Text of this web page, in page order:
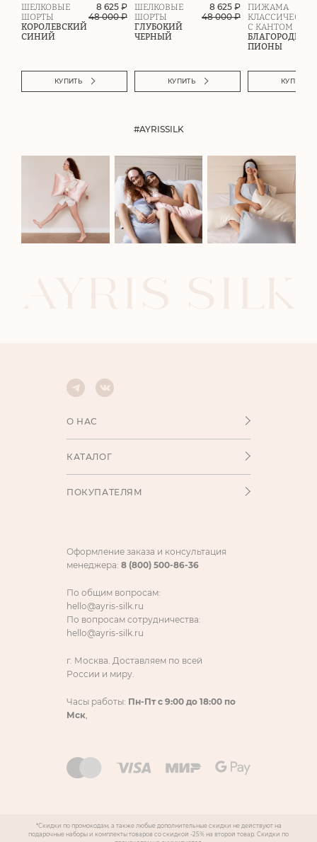
ШЕЛКОВЫЕ
ШОРТЫ
КОРОЛЕВСКИЙ
СИНИЙ
8 625 ₽
48 000₽
КУПИТЬ
ШЕЛКОВЫЕ
ШОРТЫ
ГЛУБОКИЙ
ЧЕРНЫЙ
8 625 ₽
48 000₽
КУПИТЬ
ПИЖАМА
КЛАССИЧЕСКАЯ
С КАНТОМ
БЛАГОРОДНЫЕ
ПИОНЫ
КУПИТЬ
#AYRISSILK
О НАС
КАТАЛОГ
ПОКУПАТЕЛЯМ
Оформление заказа и консультация
менеджера: 8 (800) 500-86-36
По общим вопросам:
hello@ayris-silk.ru
По вопросам сотрудничества:
hello@ayris-silk.ru
г. Москва. Доставляем по всей
России и миру.
Часы работы: Пн-Пт с 9:00 до 18:00 по
Мск
*Скидки по промокодам, а также любые дополнительные скидки не действуют на
подарочные наборы и комплекты товаров со скидкой -25% на второй товар. Скидки по